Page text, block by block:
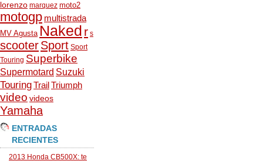
lorenzo marquez moto2
motogp multistrada
MV Agusta Naked r s
scooterSport Sport
Touring Superbike
Supermotard Suzuki
TouringTrailTriumph
video videos
Yamaha
ENTRADAS
RECIENTES
2013 Honda CB500X: te